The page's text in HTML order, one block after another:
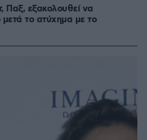
Παξ, εξακολουθεί να
το ατύχημα με το